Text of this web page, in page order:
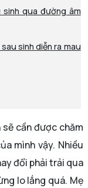
qua đường âm
sinh diễn ra mau
cần được chăm
mình vậy. Nhiều
đổi phải trải qua
lo lắng quá. Mẹ